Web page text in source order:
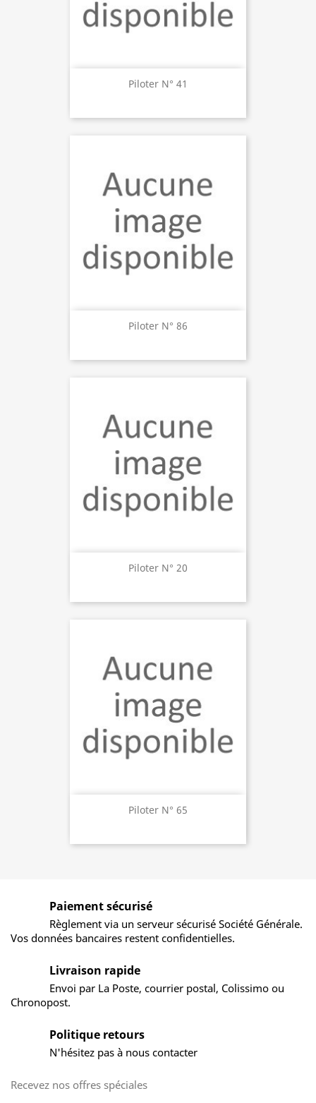
Piloter N° 41
Piloter N° 86
Piloter N° 20
Piloter N° 65
Paiement sécurisé
Règlement via un serveur sécurisé Société Générale.
Vos données bancaires restent confidentielles.
Livraison rapide
Envoi par La Poste, courrier postal, Colissimo ou
Chronopost.
Politique retours
N'hésitez pas à nous contacter
Recevez nos offres spéciales